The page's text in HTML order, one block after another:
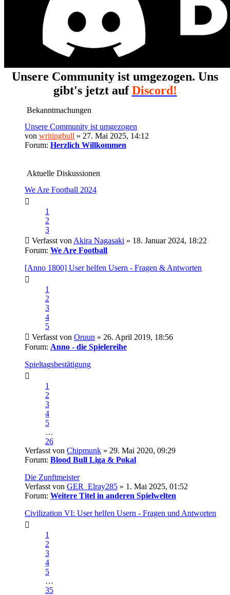
Unsere Community ist umgezogen. Uns
gibt's jetzt aufDiscord!
Bekanntmachungen
Unsere Community ist umgezogen
von writingbull » 27. Mai 2025, 14:12
Forum: Herzlich Willkommen
Aktuelle Diskussionen
We Are Football 2024
1
2
3
Verfasst von Akira Nagasaki » 18. Januar 2024, 18:22
Forum: We Are Football
[Anno 1800] User helfen Usern - Fragen & Antworten
1
2
3
4
5
Verfasst von Oruun » 26. April 2019, 18:56
Forum: Anno - die Spielereihe
Spieltagsbestätigung
1
2
3
4
5
…
26
Verfasst von Chipmunk » 29. Mai 2020, 09:29
Forum: Blood Bull Liga & Pokal
Die Zunftmeister
Verfasst von GER_Elray285 » 1. Mai 2025, 01:52
Forum: Weitere Titel in anderen Spielwelten
Civilization VI: User helfen Usern - Fragen und Antworten
1
2
3
4
5
…
35